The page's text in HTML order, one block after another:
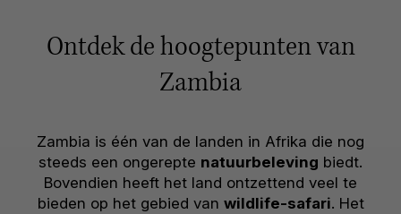
Ontdek de hoogtepunten van
Zambia
Zambia is één van de landen in Afrika die nog
steeds een ongerepte natuurbeleving biedt.
Bovendien heeft het land ontzettend veel te
bieden op het gebied van wildlife-safari. Het